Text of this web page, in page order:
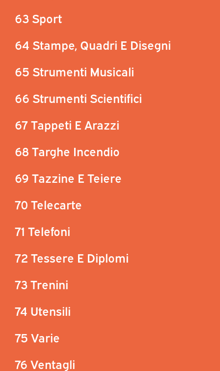
63 Sport
64 Stampe, Quadri E Disegni
65 Strumenti Musicali
66 Strumenti Scientifici
67 Tappeti E Arazzi
68 Targhe Incendio
69 Tazzine E Teiere
70 Telecarte
71 Telefoni
72 Tessere E Diplomi
73 Trenini
74 Utensili
75 Varie
76 Ventagli